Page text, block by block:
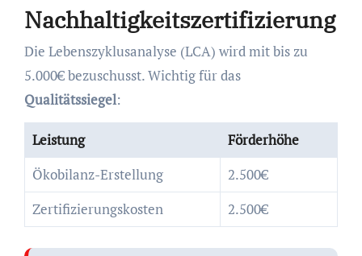
Nachhaltigkeitszertifizierung
Die Lebenszyklusanalyse (LCA) wird mit bis zu
5.000€ bezuschusst. Wichtig für das
Qualitätssiegel:
Leistung
Förderhöhe
Ökobilanz-Erstellung
2.500€
Zertifizierungskosten
2.500€